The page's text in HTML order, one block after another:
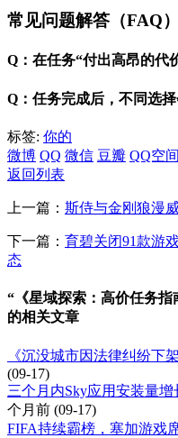
常见问题解答（FAQ）
Q：在任务“付出高昂的代
Q：任务完成后，不同选
标签: 你的
微博 QQ 微信 豆瓣 QQ空间
返回列表
上一篇： 斯侍与金刚狼漫
下一篇： 育碧关闭91款游
态
“《星域探索：高价任务
的相关文章
《沉没城市因法律纠纷下
(09-17)
三个月内Sky应用安装量
个月前 (09-17)
FIFA持续霸榜，塞加游戏